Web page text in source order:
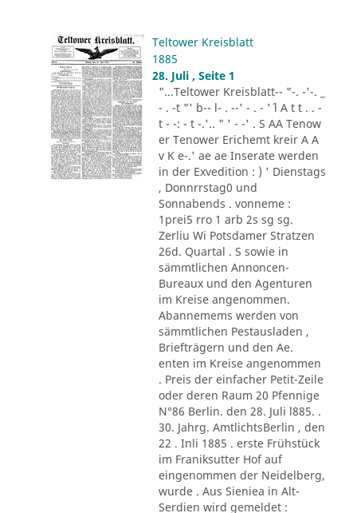
Teltower Kreisblatt
1885
28. Juli , Seite 1
"...Teltower Kreisblatt-- "-. -'-. _
- . -t "' b-- l- . --' - . - '´ l A t t . . -
t - -: - t -.'.. " ' - -' . S AA Tenow
er Tenower Erichemt kreir A A
v K e-.' ae ae Inserate werden
in der Exvedition : ) ' Dienstags
, Donnrrstag0 und
Sonnabends . vonneme :
1prei5 rro 1 arb 2s sg sg.
Zerliu Wi Potsdamer Stratzen
26d. Quartal . S sowie in
sämmtlichen Annoncen-
Bureaux und den Agenturen
im Kreise angenommen.
Abannemems werden von
sämmtlichen Pestausladen ,
Briefträgern und den Ae.
enten im Kreise angenommen
. Preis der einfacher Petit-Zeile
oder deren Raum 20 Pfennige
N°86 Berlin. den 28. Juli l885. .
30. Jahrg. AmtlichtsBerlin , den
22 . Inli 1885 . erste Frühstück
im Franiksutter Hof auf
eingenommen der Neidelberg,
wurde . Aus Sieniea in Alt-
Serdien wird gemeldet :